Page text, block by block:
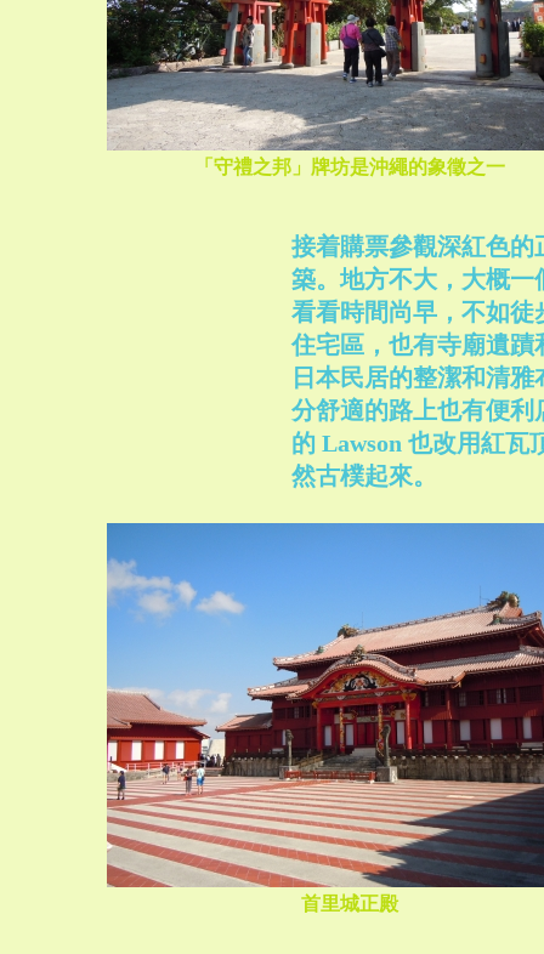
「守禮之邦」牌坊是沖繩的象徵之一
接着購票參觀深紅色
築。地方不大，大概
看看時間尚早，不如
住宅區，也有寺廟遺
日本民居的整潔和清
分舒適的路上也有便
的 Lawson 也改用紅瓦
然古樸起來。
首里城正殿